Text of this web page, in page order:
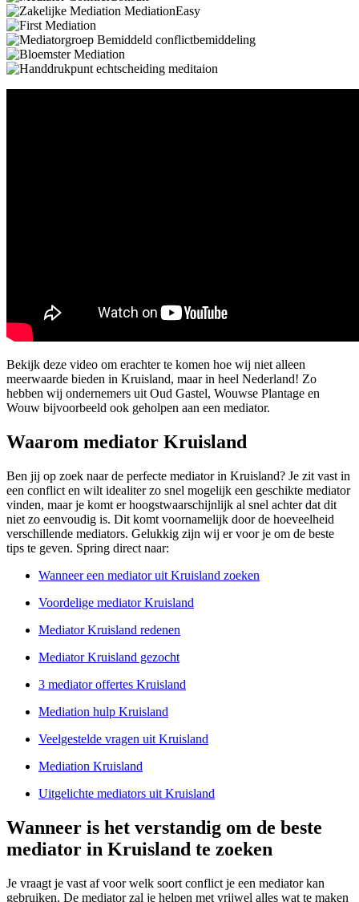
Bekijk deze video om erachter te komen hoe wij niet alleen
meerwaarde bieden in Kruisland, maar in heel Nederland! Zo
hebben wij ondernemers uit Oud Gastel, Wouwse Plantage en
Wouw bijvoorbeeld ook geholpen aan een mediator.
Waarom mediator Kruisland
Ben jij op zoek naar de perfecte mediator in Kruisland? Je zit vast in
een conflict en wilt idealiter zo snel mogelijk een geschikte mediator
vinden, maar je komt er hoogstwaarschijnlijk al snel achter dat dit
niet zo eenvoudig is. Dit komt voornamelijk door de hoeveelheid
verschillende mediators. Gelukkig zijn wij er voor je om de beste
tips te geven. Spring direct naar:
Wanneer een mediator uit Kruisland zoeken
Voordelige mediator Kruisland
Mediator Kruisland redenen
Mediator Kruisland gezocht
3 mediator offertes Kruisland
Mediation hulp Kruisland
Veelgestelde vragen uit Kruisland
Mediation Kruisland
Uitgelichte mediators uit Kruisland
Wanneer is het verstandig om de beste
mediator in Kruisland te zoeken
Je vraagt je vast af voor welk soort conflict je een mediator kan
gebruiken. De mediator zal je helpen met vrijwel alles wat te maken